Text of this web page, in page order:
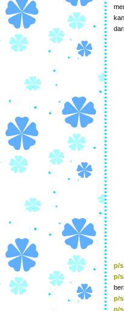
p/
p/
p/
p/